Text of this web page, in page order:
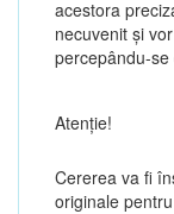
acestora
necuvenit și
percepându-
Atenţie!
Cererea va fi
originale